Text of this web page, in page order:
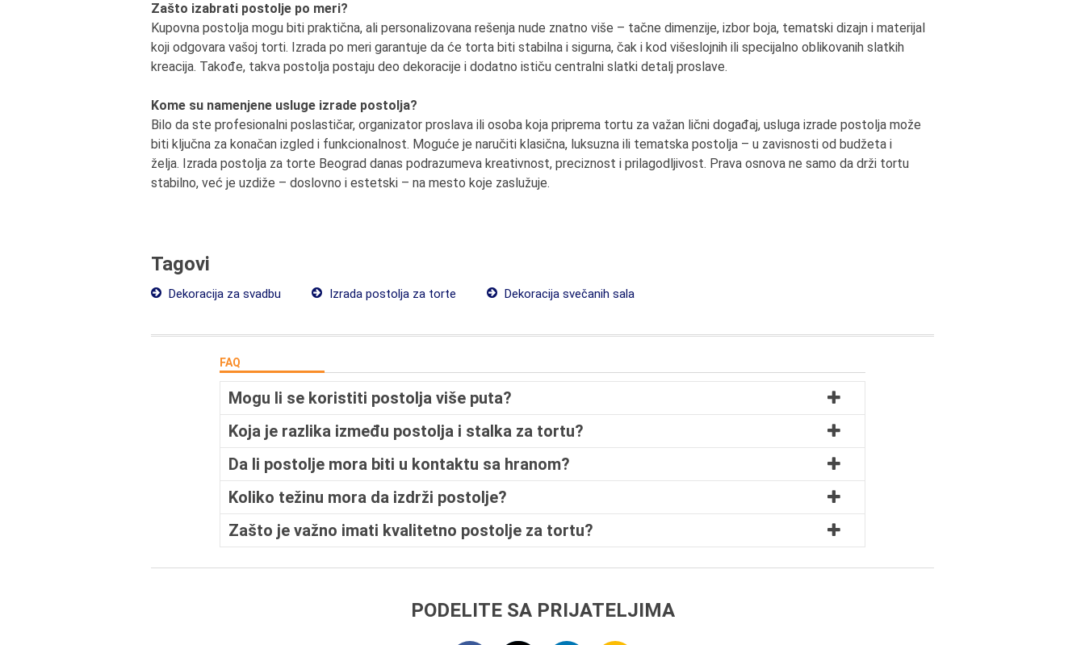
Zašto izabrati postolje po meri?
Kupovna postolja mogu biti praktična, ali personalizovana rešenja nude znatno više – tačne dimenzije, izbor boja, tematski dizajn i materijal
koji odgovara vašoj torti. Izrada po meri garantuje da će torta biti stabilna i sigurna, čak i kod višeslojnih ili specijalno oblikovanih slatkih
kreacija. Takođe, takva postolja postaju deo dekoracije i dodatno ističu centralni slatki detalj proslave.
Kome su namenjene usluge izrade postolja?
Bilo da ste profesionalni poslastičar, organizator proslava ili osoba koja priprema tortu za važan lični događaj, usluga izrade postolja može
biti ključna za konačan izgled i funkcionalnost. Moguće je naručiti klasična, luksuzna ili tematska postolja – u zavisnosti od budžeta i
želja. Izrada postolja za torte Beograd danas podrazumeva kreativnost, preciznost i prilagodljivost. Prava osnova ne samo da drži tortu
stabilno, već je uzdiže – doslovno i estetski – na mesto koje zaslužuje.
Tagovi
Dekoracija za svadbu Izrada postolja za torte Dekoracija svečanih sala
FAQ
Mogu li se koristiti postolja više puta?
Koja je razlika između postolja i stalka za tortu?
Da li postolje mora biti u kontaktu sa hranom?
Koliko težinu mora da izdrži postolje?
Zašto je važno imati kvalitetno postolje za tortu?
PODELITE SA PRIJATELJIMA